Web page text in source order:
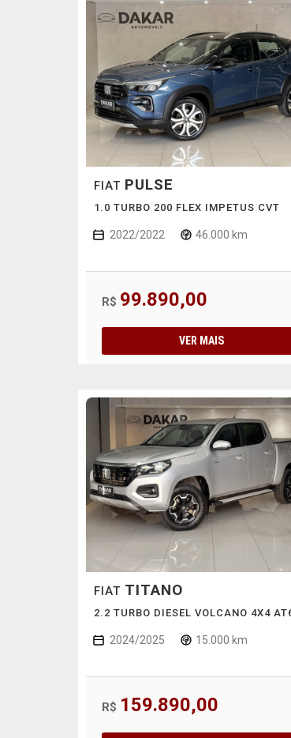
FIAT PULSE
1.0 TURBO 200 FLEX IMPETUS CVT
2022/2022 46.000 km
R$ 99.890,00
VER MAIS
FIAT TITANO
2.2 TURBO DIESEL VOLCANO 4X4
2024/2025 15.000 km
R$ 159.890,00